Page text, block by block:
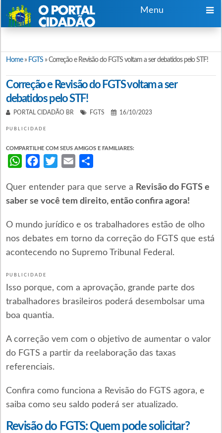
Menu
Home» FGTS»Correção e Revisão do FGTS voltam a ser debatidos pelo STF!
Correção e Revisão do FGTS voltam a ser
debatidos pelo STF!
PORTAL CIDADÃO BR FGTS 16/10/2023
PUBLICIDADE
COMPARTILHE COM SEUS AMIGOS E FAMILIARES:
WhatsAppFacebookTwitterEmail
Quer entender para que serve a Revisão do FGTS e
saber se você tem direito, então confira agora!
O mundo jurídico e os trabalhadores estão de olho
nos debates em torno da correção do FGTS que está
acontecendo no Supremo Tribunal Federal.
PUBLICIDADE
Isso porque, com a aprovação, grande parte dos
trabalhadores brasileiros poderá desembolsar uma
boa quantia.
A correção vem com o objetivo de aumentar o valor
do FGTS a partir da reelaboração das taxas
referenciais.
Confira como funciona a Revisão do FGTS agora, e
saiba como seu saldo poderá ser atualizado.
Revisão do FGTS: Quem pode solicitar?